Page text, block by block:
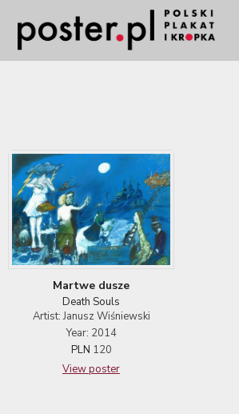
Martwe dusze
Death Souls
Artist: Janusz Wiśniewski
Year: 2014
PLN 120
View poster